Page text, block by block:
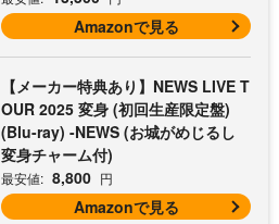
Amazonで見る
【メーカー特典あり】NEWS LIVE T
OUR 2025 変身 (初回生産限定盤)
(Blu-ray) -NEWS (お城がめじるし
変身チャーム付)
最安値: 8,800 円
Amazonで見る